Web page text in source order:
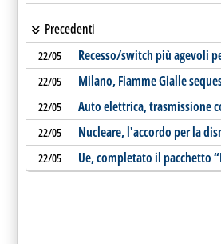
Precedenti
22/05 Recesso/switch più agevoli
22/05 Milano, Fiamme Gialle
22/05 Auto elettrica, trasmissione
22/05 Nucleare, l'accordo per la
22/05 Ue, completato il pacchetto